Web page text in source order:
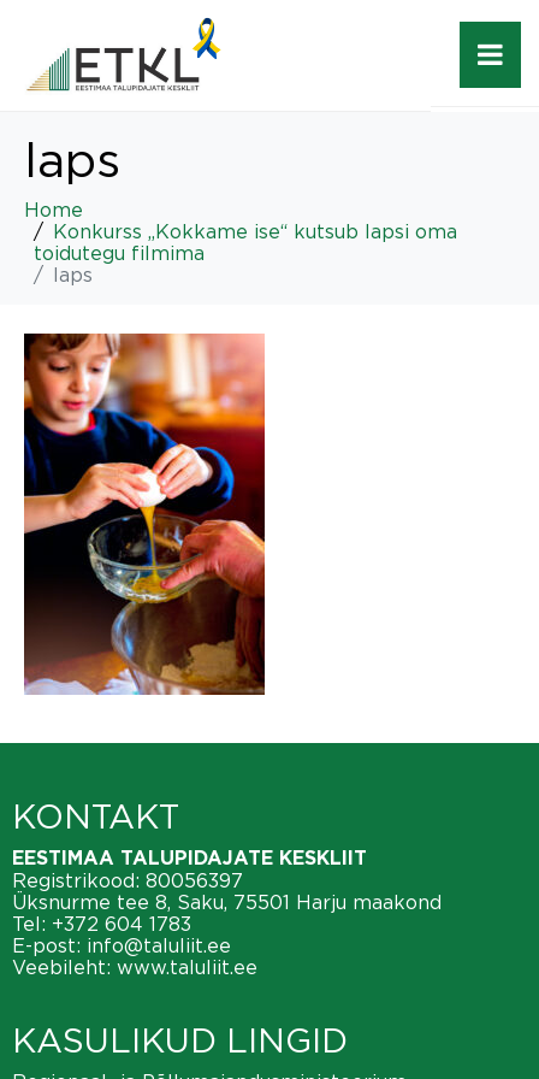
laps
Home
Konkurss „Kokkame ise“ kutsub lapsi oma
toidutegu filmima
laps
KONTAKT
EESTIMAA TALUPIDAJATE KESKLIIT
Registrikood: 80056397
Üksnurme tee 8, Saku, 75501 Harju maakond
Tel: +372 604 1783
E-post: info@taluliit.ee
Veebileht: www.taluliit.ee
KASULIKUD LINGID